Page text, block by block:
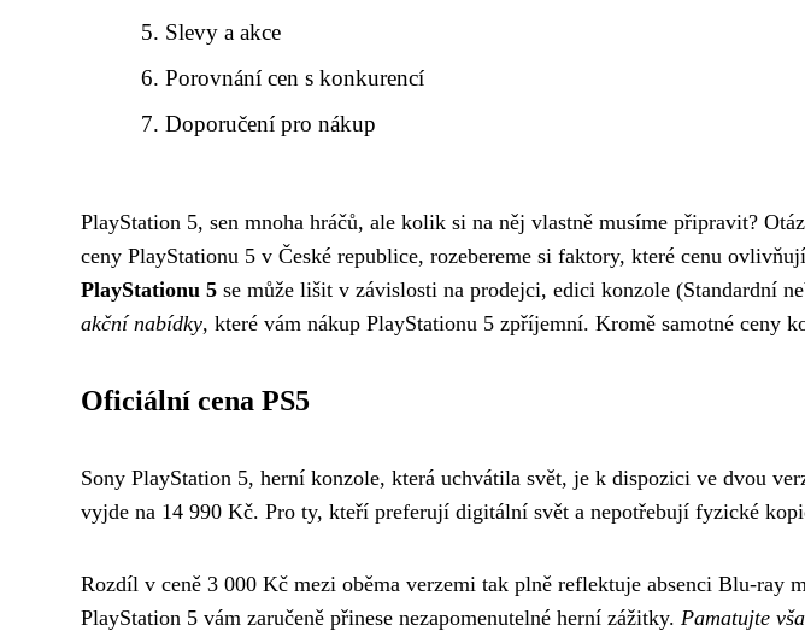
Slevy a akce
Porovnání cen s konkurencí
Doporučení pro nákup
PlayStation 5, sen mnoha hráčů, ale kolik si na něj vlastně musíme připravit?
ceny PlayStationu 5 v České republice, rozebereme si faktory, které cenu
PlayStationu 5 se může lišit v závislosti na prodejci, edici konzole (Standardní
akční nabídky, které vám nákup PlayStationu 5 zpříjemní. Kromě samotné ceny
Oficiální cena PS5
Sony PlayStation 5, herní konzole, která uchvátila svět, je k dispozici ve dvou
vyjde na 14 990 Kč. Pro ty, kteří preferují digitální svět a nepotřebují fyzické
Rozdíl v ceně 3 000 Kč mezi oběma verzemi tak plně reflektuje absenci Blu-
PlayStation 5 vám zaručeně přinese nezapomenutelné herní zážitky. Pamatujte